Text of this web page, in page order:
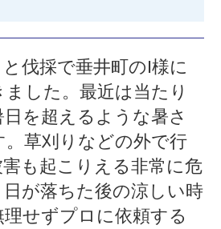
伐採で垂井町のI様に
した。最近は当たり
を超えるような暑さ
草刈りなどの外で行
も起こりえる非常に危
が落ちた後の涼しい時
せずプロに依頼する